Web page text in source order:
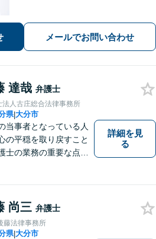
メールでお問い合わせ
達哉 弁護士
法人古庄総合法律事務所
県|大分市
当事者となっている人
の平穏を取り戻すこと
士の業務の重要な点と
詳細を見
る
尚三 弁護士
藤法律事務所
県|大分市